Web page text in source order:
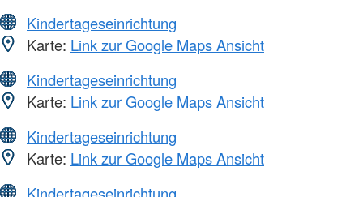
Kindertageseinrichtung
Karte: Link zur Google Maps Ansicht
Kindertageseinrichtung
Karte: Link zur Google Maps Ansicht
Kindertageseinrichtung
Karte: Link zur Google Maps Ansicht